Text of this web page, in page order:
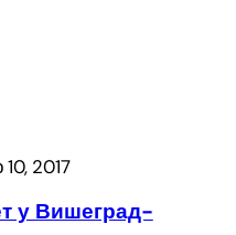
10, 2017
у Вишеград-